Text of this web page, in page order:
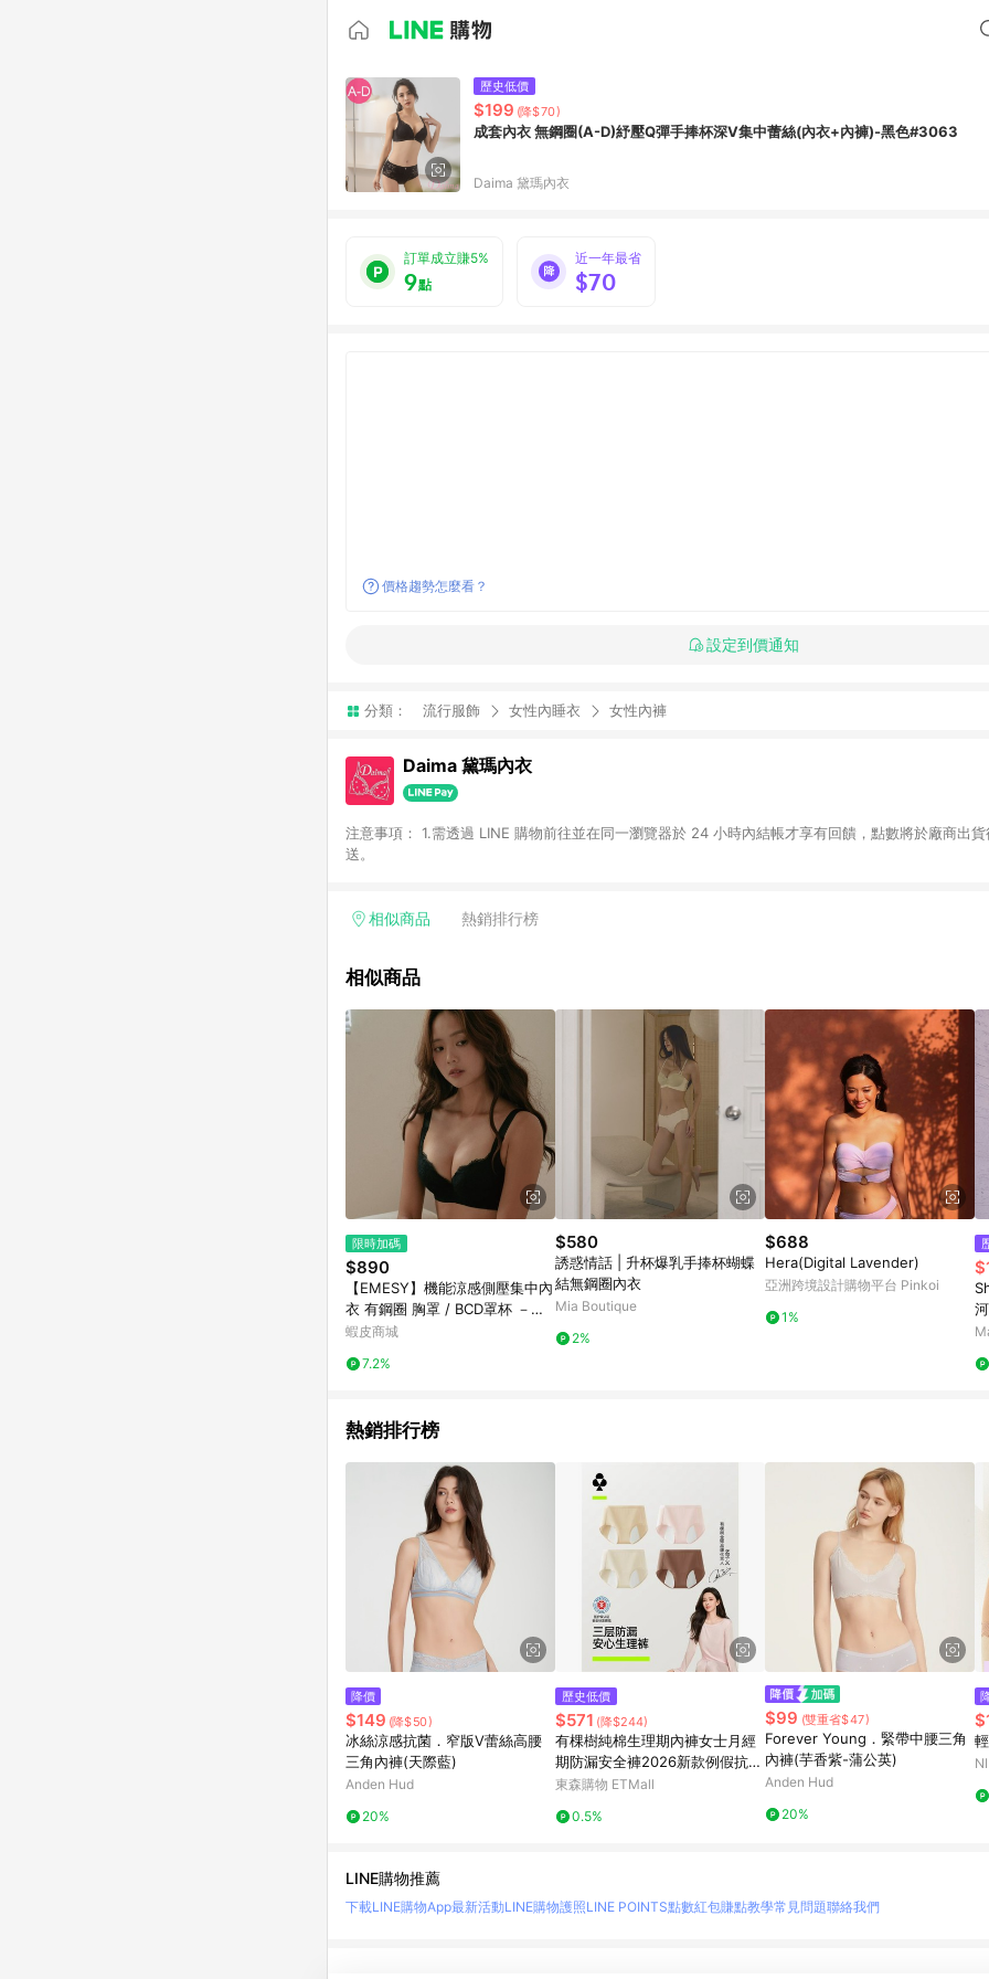
歷史低價
$199 (降$70)
成套內衣 無鋼圈(A-D)紓壓Q彈手捧杯深V集中蕾絲(內衣+內褲)-黑色#3063
Daima 黛瑪內衣
訂單成立賺5%
9點
近一年最省
$70
價格趨勢怎麼看？
設定到價通知
分類： 流行服飾 女性內睡衣 女性內褲
Daima 黛瑪內衣
注意事項： 1.需透過 LINE 購物前往並在同一瀏覽器於 24 小時內結帳才享有回饋，點數將於廠商出
送。
相似商品 熱銷排行榜
相似商品
限時加碼
$890
【EMESY】機能涼感側壓集中內
衣 有鋼圈 胸罩 / BCD罩杯 －百
搭黑 8123
蝦皮商城
7.2%
$580
誘惑情話 | 升杯爆乳手捧杯蝴蝶
結無鋼圈內衣
Mia Boutique
2%
$688
Hera(Digital Lavender)
亞洲跨境設計購物平台 Pinkoi
1%
熱銷排行榜
降價
$149 (降$50)
冰絲涼感抗菌．窄版V蕾絲高腰
三角內褲(天際藍)
Anden Hud
20%
歷史低價
$571 (降$244)
有棵樹純棉生理期內褲女士月經
期防漏安全褲2026新款例假抗菌
衛生
東森購物 ETMall
0.5%
$99 (雙重省$47)
Forever Young．緊帶中腰三角
內褲(芋香紫-蒲公英)
Anden Hud
20%
LINE購物推薦
下載LINE購物App最新活動LINE購物護照LINE POINTS點數紅包賺點教學常見問題聯絡我們